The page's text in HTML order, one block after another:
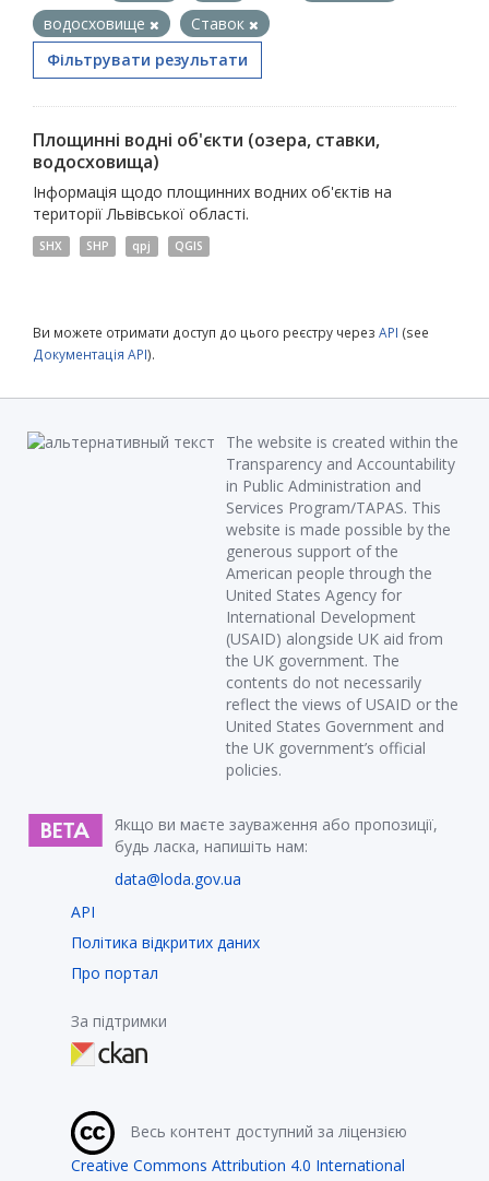
водосховище
Ставок
Фільтрувати результати
Площинні водні об'єкти (озера, ставки,
водосховища)
Інформація щодо площинних водних об'єктів на
території Львівської області.
SHX SHP qpj QGIS
Ви можете отримати доступ до цього реєстру через API (see
Документація API).
The website is created within the
Transparency and Accountability
in Public Administration and
Services Program/TAPAS. This
website is made possible by the
generous support of the
American people through the
United States Agency for
International Development
(USAID) alongside UK aid from
the UK government. The
contents do not necessarily
reflect the views of USAID or the
United States Government and
the UK government’s official
policies.
Якщо ви маєте зауваження або пропозиції,
будь ласка, напишіть нам:
data@loda.gov.ua
API
Політика відкритих даних
Про портал
За підтримки
Весь контент доступний за ліцензією
Creative Commons Attribution 4.0 International